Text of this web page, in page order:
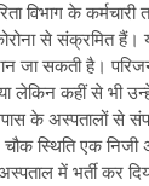
विभाग के कर्मचारी
से संक्रमित हैं।
जा सकती है।
लेकिन कहीं से भी
के अस्पतालों से
स्थिति एक निजी
में भर्ती कर